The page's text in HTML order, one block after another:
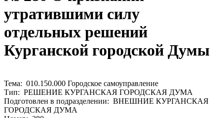
утратившими силу
отдельных решений
Курганской городской Думы
Тема: 010.150.000 Городское самоуправление
Тип: РЕШЕНИЕ КУРГАНСКАЯ ГОРОДСКАЯ ДУМА
Подготовлен в подразделении: ВНЕШНИЕ КУРГАНСКАЯ
ГОРОДСКАЯ ДУМА